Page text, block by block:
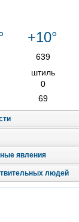
+10°
639
штиль
0
69
явления
людей